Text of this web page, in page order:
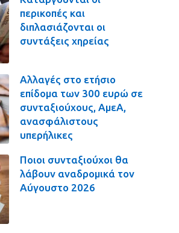
περικοπές και
διπλασιάζονται οι
συντάξεις χηρείας
Αλλαγές στο ετήσιο
επίδομα των 300 ευρώ σε
συνταξιούχους, ΑμεΑ,
ανασφάλιστους
υπερήλικες
Ποιοι συνταξιούχοι θα
λάβουν αναδρομικά τον
Αύγουστο 2026